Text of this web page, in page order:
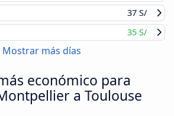
37 S/
35 S/
Mostrar más días
económico para
a Toulouse